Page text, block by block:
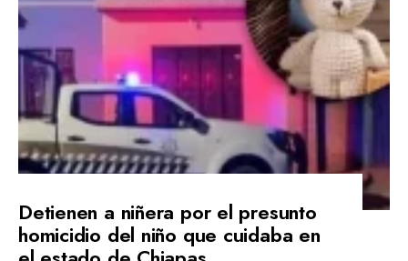
Detienen a niñera por el presunto
homicidio del niño que cuidaba en